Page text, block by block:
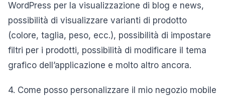
WordPress per la visualizzazione di blog e news,
possibilità di visualizzare varianti di prodotto
(colore, taglia, peso, ecc.), possibilità di impostare
filtri per i prodotti, possibilità di modificare il tema
grafico dell’applicazione e molto altro ancora.
4. Come posso personalizzare il mio negozio mobile